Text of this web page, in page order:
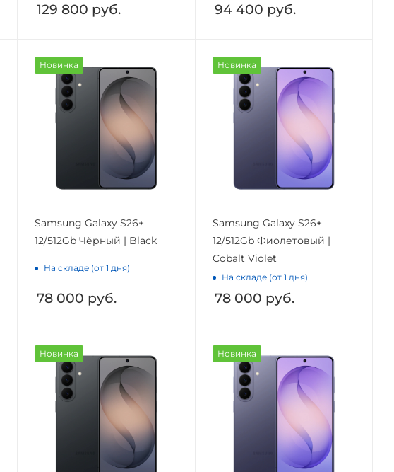
129 800 руб. 94 400 руб.
Новинка
Samsung Galaxy S26+
12/512Gb Чёрный | Black
На складе (от 1 дня)
78 000 руб.
Новинка
Samsung Galaxy S26+
12/512Gb Фиолетовый |
Cobalt Violet
На складе (от 1 дня)
78 000 руб.
Новинка Новинка